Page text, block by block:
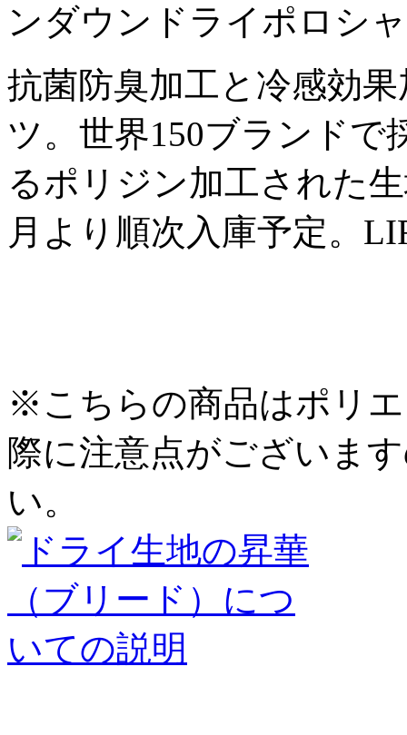
ンダウンドライポロシ
抗菌防臭加工と冷感効
ツ。世界150ブランド
るポリジン加工された
月より順次入庫予定。
※こちらの商品はポリ
際に注意点がございま
い。